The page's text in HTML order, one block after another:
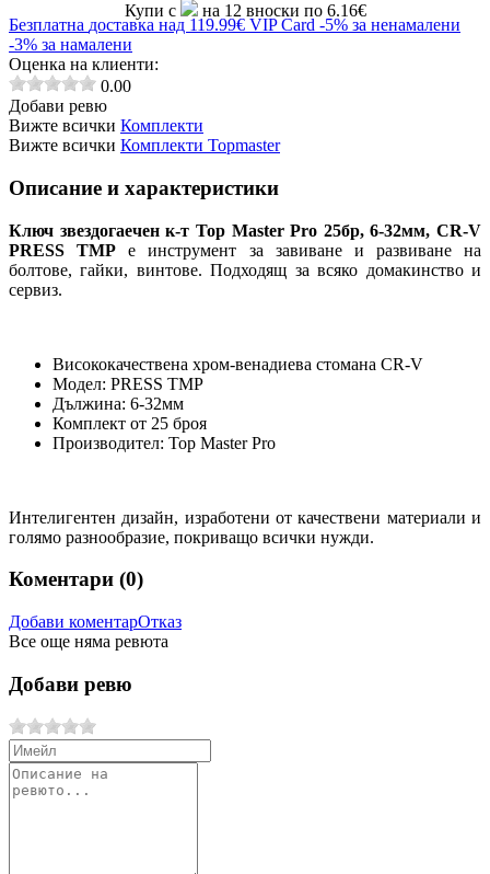
Купи с на 12 вноски по 6.16€
Безплатна доставка над 119.99€ VIP Card -5% за ненамалени
-3% за намалени
Оценка на клиенти:
0.00
Добави ревю
Вижте всички Комплекти
Вижте всички Комплекти Topmaster
Описание и характеристики
Ключ звездогаечен к-т Top Master Pro 25бр, 6-32мм, CR-V
PRESS TMP е инструмент за завиване и развиване на
болтове, гайки, винтове. Подходящ за всяко домакинство и
сервиз.
Висококачествена хром-венадиева стомана CR-V
Модел: PRESS TMP
Дължина: 6-32мм
Комплект от 25 броя
Производител: Top Master Pro
Интелигентен дизайн, изработени от качествени материали и
голямо разнообразие, покриващо всички нужди.
Коментари (0)
Добави коментарОтказ
Все още няма ревюта
Добави ревю